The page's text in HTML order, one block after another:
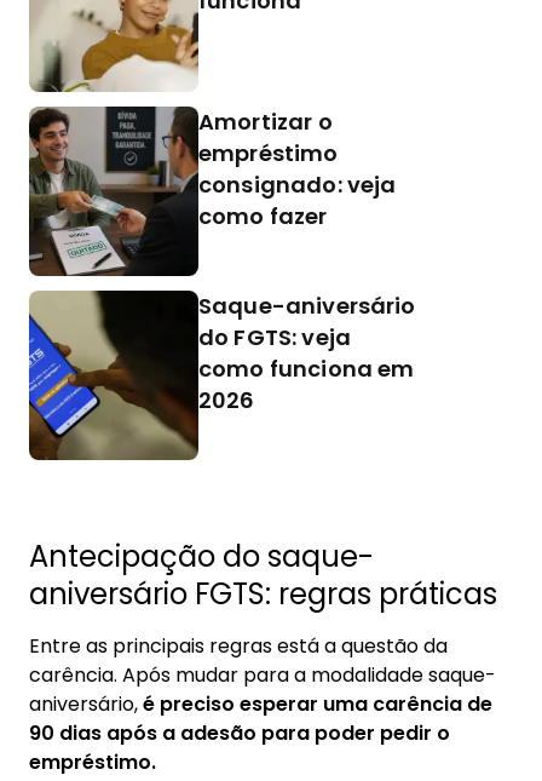
Amortizar o
empréstimo
consignado: veja
como fazer
Saque-aniversário
do FGTS: veja
como funciona em
2026
Antecipação do saque-
aniversário FGTS: regras práticas
Entre as principais regras está a questão da
carência. Após mudar para a modalidade saque-
aniversário,é preciso esperar uma carência de
90 dias após a adesão para poder pedir o
empréstimo.